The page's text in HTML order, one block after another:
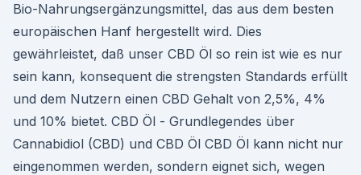
Bio-Nahrungsergänzungsmittel, das aus dem besten
europäischen Hanf hergestellt wird. Dies
gewährleistet, daß unser CBD Öl so rein ist wie es nur
sein kann, konsequent die strengsten Standards erfüllt
und dem Nutzern einen CBD Gehalt von 2,5%, 4%
und 10% bietet. CBD Öl - Grundlegendes über
Cannabidiol (CBD) und CBD Öl CBD Öl kann nicht nur
eingenommen werden, sondern eignet sich, wegen